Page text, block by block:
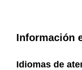
Información
Idiomas de